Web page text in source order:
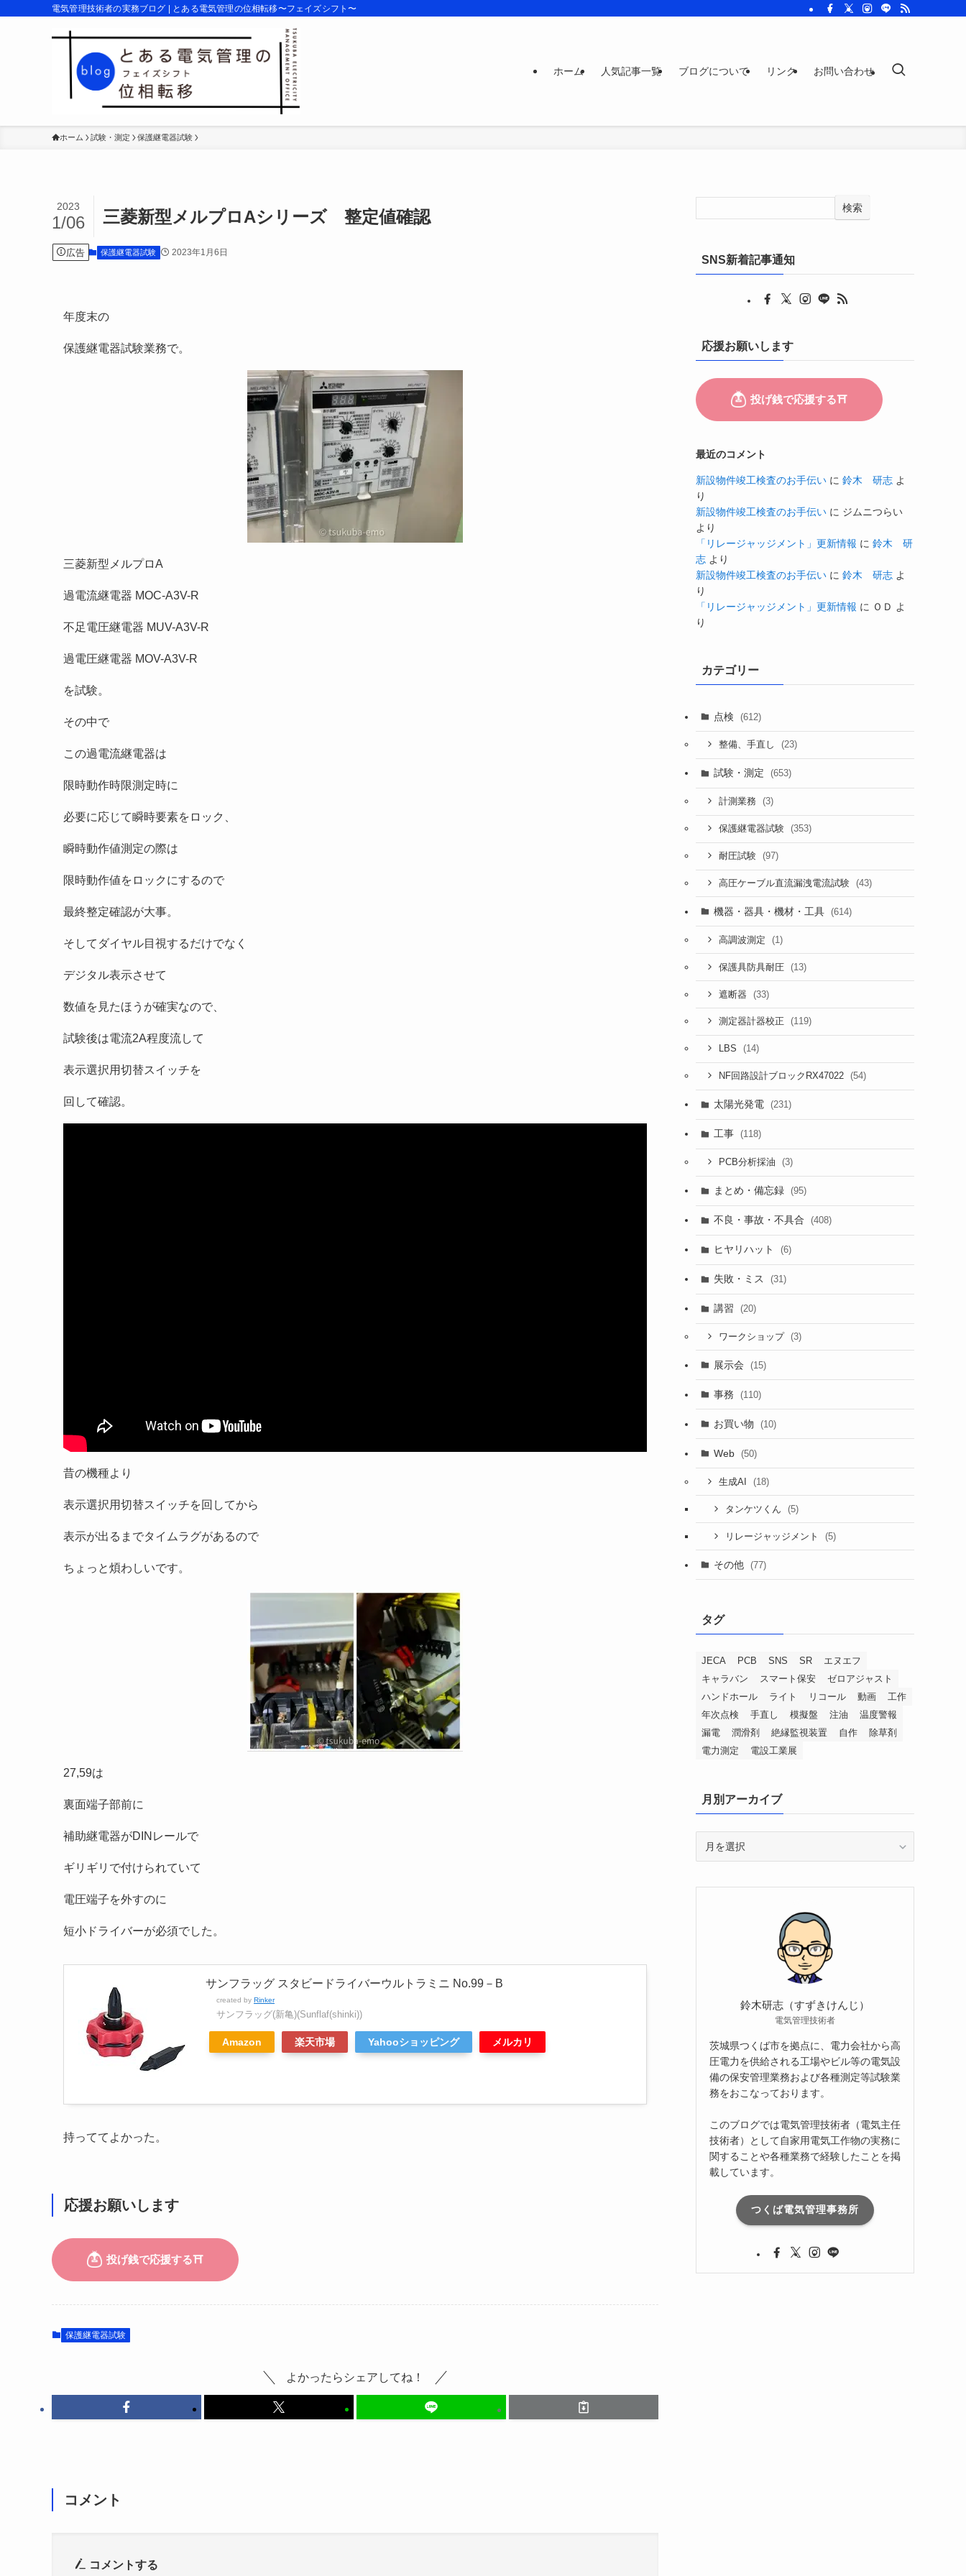
電気管理技術者の実務ブログ | とある電気管理の位相転移〜フェイズシフト〜
ホーム 人気記事一覧 ブログについて リンク お問い合わせ
ホーム 試験・測定 保護継電器試験
三菱新型メルプロAシリーズ 整定値確認
2023
1/06
広告 保護継電器試験 2023年1月6日
年度末の
保護継電器試験業務で。
三菱新型メルプロA
過電流継電器 MOC-A3V-R
不足電圧継電器 MUV-A3V-R
過電圧継電器 MOV-A3V-R
を試験。
その中で
この過電流継電器は
限時動作時限測定時に
必要に応じて瞬時要素をロック、
瞬時動作値測定の際は
限時動作値をロックにするので
最終整定確認が大事。
そしてダイヤル目視するだけでなく
デジタル表示させて
数値を見たほうが確実なので、
試験後は電流2A程度流して
表示選択用切替スイッチを
回して確認。
昔の機種より
表示選択用切替スイッチを回してから
表示が出るまでタイムラグがあるので
ちょっと煩わしいです。
27,59は
裏面端子部前に
補助継電器がDINレールで
ギリギリで付けられていて
電圧端子を外すのに
短小ドライバーが必須でした。
サンフラッグ スタビードライバーウルトラミニ No.99－B
created by Rinker
サンフラッグ(新亀)(Sunflaf(shinki))
Amazon 楽天市場 Yahooショッピング メルカリ
持っててよかった。
応援お願いします
保護継電器試験
よかったらシェアしてね！
コメント
コメントする
検索
SNS新着記事通知
応援お願いします
最近のコメント
新設物件竣工検査のお手伝い に 鈴木 研志 よ
り
新設物件竣工検査のお手伝い に ジムニつらい
より
「リレージャッジメント」更新情報 に 鈴木 研
志 より
新設物件竣工検査のお手伝い に 鈴木 研志 よ
り
「リレージャッジメント」更新情報 に ＯＤ よ
り
カテゴリー
点検 (612)
整備、手直し (23)
試験・測定 (653)
計測業務 (3)
保護継電器試験 (353)
耐圧試験 (97)
高圧ケーブル直流漏洩電流試験 (43)
機器・器具・機材・工具 (614)
高調波測定 (1)
保護具防具耐圧 (13)
遮断器 (33)
測定器計器校正 (119)
LBS (14)
NF回路設計ブロックRX47022 (54)
太陽光発電 (231)
工事 (118)
PCB分析採油 (3)
まとめ・備忘録 (95)
不良・事故・不具合 (408)
ヒヤリハット (6)
失敗・ミス (31)
講習 (20)
ワークショップ (3)
展示会 (15)
事務 (110)
お買い物 (10)
Web (50)
生成AI (18)
タンケツくん (5)
リレージャッジメント (5)
その他 (77)
タグ
JECA PCB SNS SR
エヌエフ
キャラバン
スマート保安
ゼロアジャスト
ハンドホール
ライト リコール 動画
工作
年次点検
手直し 模擬盤 注油
温度警報
漏電
潤滑剤 絶縁監視装置 自作
除草剤
電力測定
電設工業展
月別アーカイブ
ー
鈴木研志（すずきけんじ）
電気管理技術者
茨城県つくば市を拠点に、電力会社から高
圧電力を供給される工場やビル等の電気設
備の保安管理業務および各種測定等試験業
務をおこなっております。
このブログでは電気管理技術者（電気主任
技術者）として自家用電気工作物の実務に
関することや各種業務で経験したことを掲
載しています。
つくば電気管理事務所